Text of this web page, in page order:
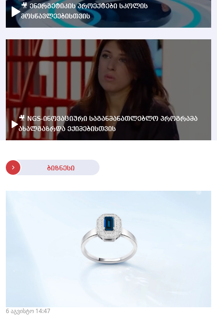
🎥 ენერგეტიკის პროექტები სკოლის
მოსწავლეებისთვის
🎥 NGS-ინოვაციური საგანმანათლებლო პროგრამა
ახალგაზრდა ექიმებისთვის
ბიზნესი
6 აგვისტო 14:47